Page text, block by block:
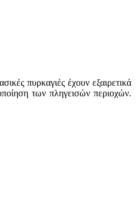
πυρκαγιές έχουν εξαιρετικά
των πληγεισών περιοχών.